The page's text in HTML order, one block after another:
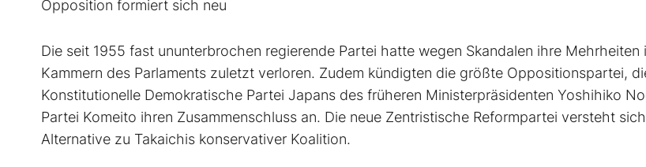
Opposition formiert sich neu
Die seit 1955 fast ununterbrochen regierende Partei hatte wegen Skandalen ihre Mehrheiten
Kammern des Parlaments zuletzt verloren. Zudem kündigten die größte Oppositionspartei,
Konstitutionelle Demokratische Partei Japans des früheren Ministerpräsidenten Yoshihiko
Partei Komeito ihren Zusammenschluss an. Die neue Zentristische Reformpartei versteht
Alternative zu Takaichis konservativer Koalition.